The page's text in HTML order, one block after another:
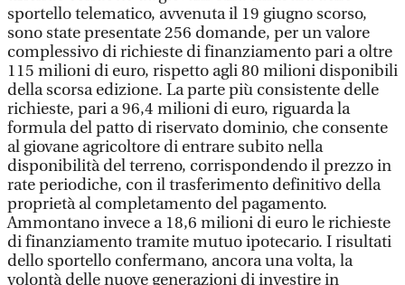
sportello telematico, avvenuta il 19 giugno scorso,
sono state presentate 256 domande, per un valore
complessivo di richieste di finanziamento pari a oltre
115 milioni di euro, rispetto agli 80 milioni disponibili
della scorsa edizione. La parte più consistente delle
richieste, pari a 96,4 milioni di euro, riguarda la
formula del patto di riservato dominio, che consente
al giovane agricoltore di entrare subito nella
disponibilità del terreno, corrispondendo il prezzo in
rate periodiche, con il trasferimento definitivo della
proprietà al completamento del pagamento.
Ammontano invece a 18,6 milioni di euro le richieste
di finanziamento tramite mutuo ipotecario. I risultati
dello sportello confermano, ancora una volta, la
volontà delle nuove generazioni di investire in